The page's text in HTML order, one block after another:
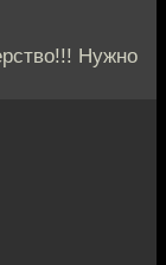
Нужно